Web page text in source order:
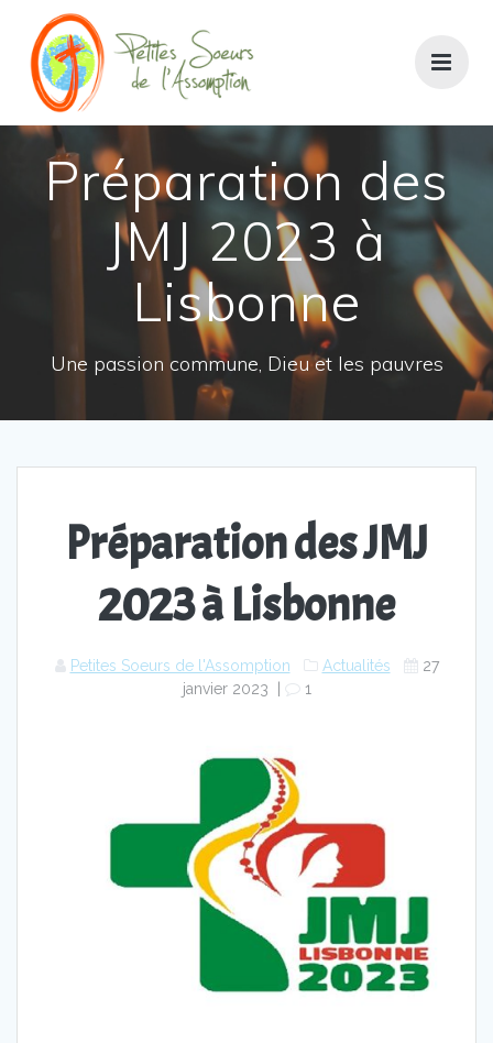
contenu
Préparation des
JMJ 2023 à
Lisbonne
Une passion commune, Dieu et les pauvres
Préparation des JMJ
2023 à Lisbonne
Petites Soeurs de l'Assomption Actualités
27
janvier 2023
1